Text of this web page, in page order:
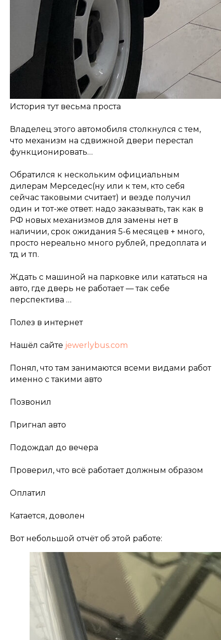
История тут весьма проста
Владелец этого автомобиля столкнулся с тем,
что механизм на сдвижной двери перестал
функционировать…
Обратился к нескольким официальным
дилерам Мерседес(ну или к тем, кто себя
сейчас таковыми считает) и везде получил
один и тот-же ответ: надо заказывать, так как в
РФ новых механизмов для замены нет в
наличии, срок ожидания 5-6 месяцев + много,
просто нереально много рублей, предоплата и
тд и тп.
Ждать с машиной на парковке или кататься на
авто, где дверь не работает — так себе
перспектива …
Полез в интернет
Нашёл сайте jewerlybus.com
Понял, что там занимаются всеми видами работ
именно с такими авто
Позвонил
Пригнал авто
Подождал до вечера
Проверил, что всё работает должным образом
Оплатил
Катается, доволен
Вот небольшой отчёт об этой работе: